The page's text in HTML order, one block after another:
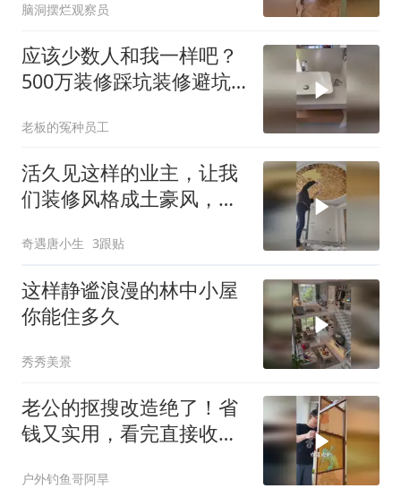
脑洞摆烂观察员
应该少数人和我一样吧？
500万装修踩坑装修避坑
老板的冤种员工
活久见这样的业主，让我
们装修风格成土豪风，买
看看效果
奇遇唐小生 3跟贴
这样静谧浪漫的林中小屋
你能住多久
秀秀美景
老公的抠搜改造绝了！省
钱又实用，看完直接收
户外钓鱼哥阿旱